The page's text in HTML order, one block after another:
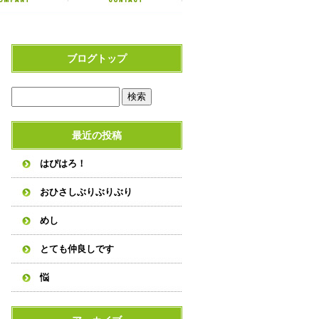
ブログトップ
最近の投稿
はぴはろ！
おひさしぶりぶりぶり
めし
とても仲良しです
悩